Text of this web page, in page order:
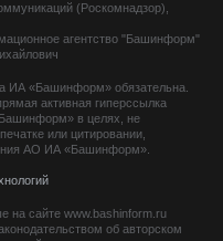
(Роскомнадзор),
агентство "Башинформ"
ИА «Башинформ» обязательна.
активная гиперссылка
в целях, не
или цитировании,
АО ИА «Башинформ».
на сайте www.bashinform.ru
об авторском